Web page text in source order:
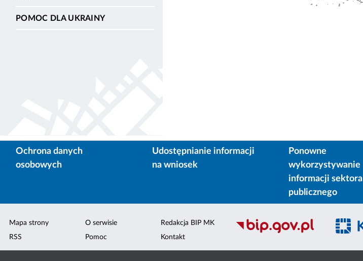
POMOC DLA UKRAINY
Ochrona danych
osobowych
Udostępnianie informacji
na wniosek
Ponowne
wykorzystywanie
informacji sektora
publicznego
Mapa strony
RSS
O serwisie
Pomoc
Redakcja BIP MK
Kontakt